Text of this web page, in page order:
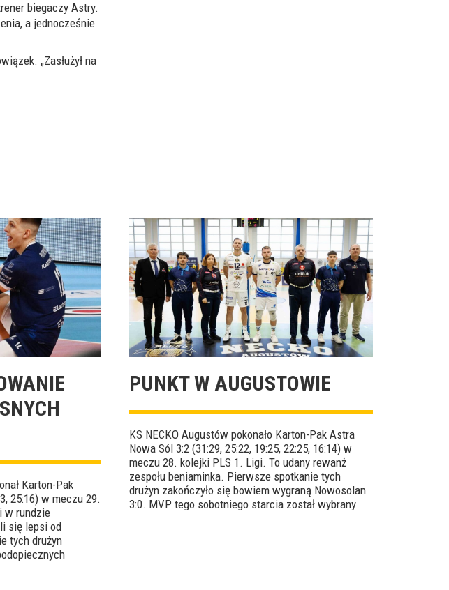
biegaczy Astry.
a jednocześnie
„Zasłużył na
Karton-Pak
25:16) w meczu 29.
w rundzie
się lepsi od
tych drużyn
PUNKT W AUGUSTOWIE
KS NECKO Augustów pokonało Karton-Pak Astra
Nowa Sól 3:2 (31:29, 25:22, 19:25, 22:25, 16:14) w
meczu 28. kolejki PLS 1. Ligi. To udany rewanż
zespołu beniaminka. Pierwsze spotkanie tych
drużyn zakończyło się bowiem wygraną Nowosolan
3:0. MVP tego sobotniego starcia został wybrany